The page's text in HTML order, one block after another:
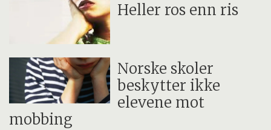
Heller ros enn ris
Norske skoler
beskytter ikke
elevene mot
mobbing